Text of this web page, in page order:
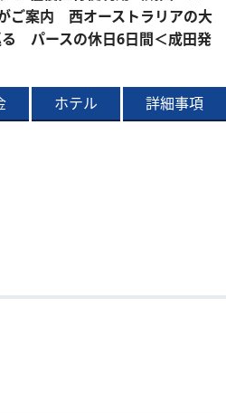
ご案内 西オーストラリアの大
パースの休日6日間＜成田発
ホテル 詳細事項